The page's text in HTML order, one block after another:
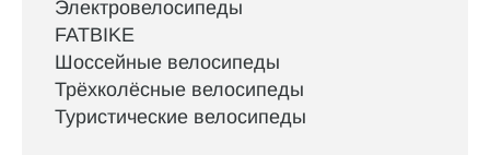
Электровелосипеды
FATBIKE
Шоссейные велосипеды
Трёхколёсные велосипеды
Туристические велосипеды